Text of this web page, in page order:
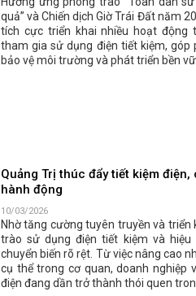
quả” và Chiến dịch Giờ Trái Đất năm
tích cực triển khai nhiều hoạt động
tham gia sử dụng điện tiết kiệm,
bảo vệ môi trường và phát triển bền
Quảng Trị thúc đẩy tiết kiệm
hành động
10/03/2026
Nhờ tăng cường tuyên truyền và triển
trào sử dụng điện tiết kiệm và
chuyển biến rõ rệt. Từ việc nâng cao
cụ thể trong cơ quan, doanh nghiệp
điện đang dần trở thành thói quen